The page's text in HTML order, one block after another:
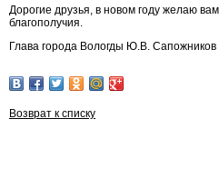
Дорогие друзья, в новом году желаю
благополучия.
Глава города Вологды Ю.В. Сапожников
Возврат к списку